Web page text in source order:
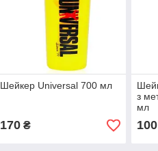
Шейкер Universal 700 мл
170₴
з
мл
100